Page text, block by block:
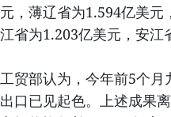
元，薄辽省为1.594亿美
江省为1.203亿美元，安江
工贸部认为，今年前5个
出口已见起色。上述成果